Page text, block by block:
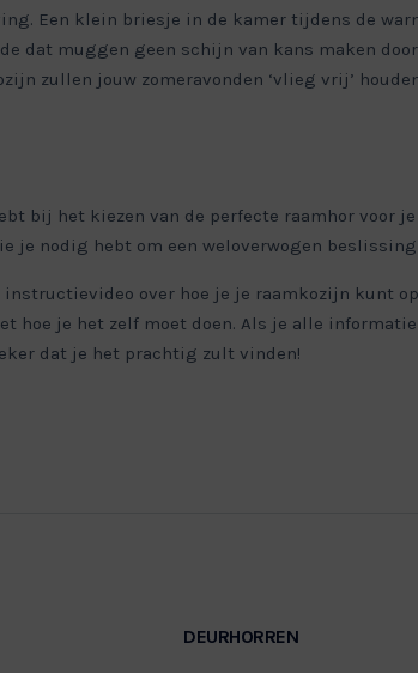
Een klein briesje in de kamer tijdens de
dat muggen geen schijn van kans maken
zullen jouw zomeravonden ‘vlieg vrij’
bij het kiezen van de perfecte raamhor voor
je nodig hebt om een weloverwogen
instructievideo over hoe je je raamkozijn kunt
hoe je het zelf moet doen. Als je alle
dat je het prachtig zult vinden!
DEURHORREN